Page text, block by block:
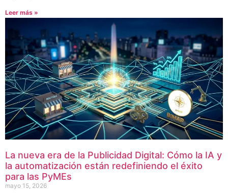
Leer más »
La nueva era de la Publicidad Digital: Cómo la IA y
la automatización están redefiniendo el éxito
para las PyMEs
mayo 15, 2026